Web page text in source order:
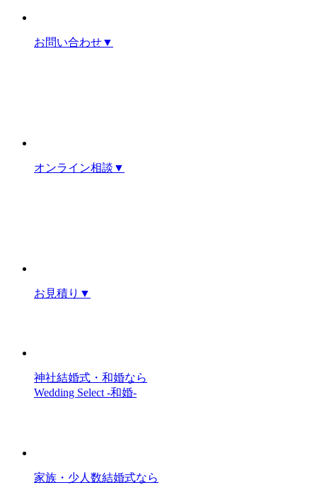
お問い合わせ▼
オンライン相談 ▼
お見積り ▼
神社結婚式・和婚なら
Wedding Select -和婚-
家族・少人数結婚式なら